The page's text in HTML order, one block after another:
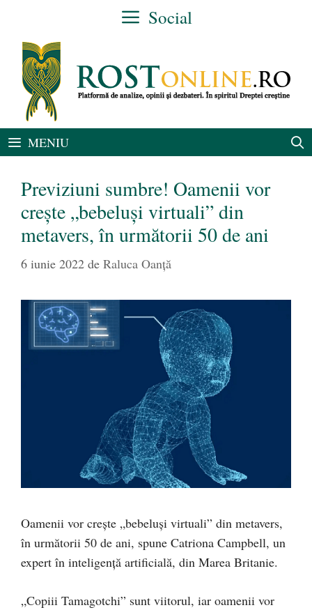
conținut
Social
MENIU
Previziuni sumbre! Oamenii vor
crește „bebeluși virtuali” din
metavers, în următorii 50 de ani
6 iunie 2022 de Raluca Oanță
Oamenii vor crește „bebeluși virtuali” din metavers,
în următorii 50 de ani, spune Catriona Campbell, un
expert în inteligență artificială, din Marea Britanie.
„Copiii Tamagotchi” sunt viitorul, iar oamenii vor